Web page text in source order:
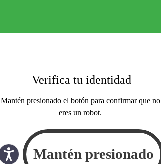
Verifica tu identidad
Mantén presionado el botón para confirmar que no
eres un robot.